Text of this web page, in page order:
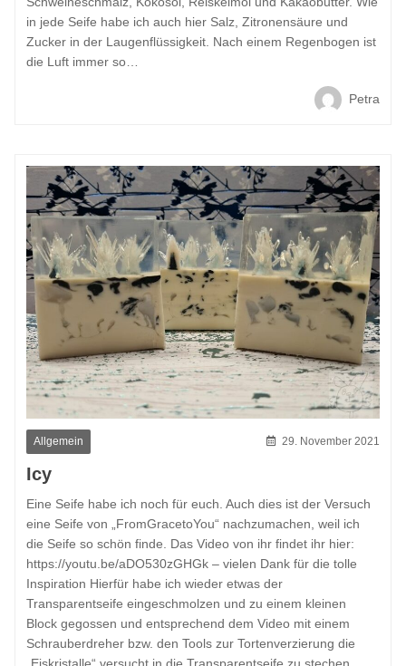
in jede Seife habe ich auch hier Salz, Zitronensäure und
Zucker in der Laugenflüssigkeit. Nach einem Regenbogen ist
die Luft immer so…
Petra
Allgemein 29. November 2021
Icy
Eine Seife habe ich noch für euch. Auch dies ist der Versuch
eine Seife von „FromGracetoYou“ nachzumachen, weil ich
die Seife so schön finde. Das Video von ihr findet ihr hier:
https://youtu.be/aDO530zGHGk – vielen Dank für die tolle
Inspiration Hierfür habe ich wieder etwas der
Transparentseife eingeschmolzen und zu einem kleinen
Block gegossen und entsprechend dem Video mit einem
Schrauberdreher bzw. den Tools zur Tortenverzierung die
„Eiskristalle“ versucht in die Transparentseife zu stechen.